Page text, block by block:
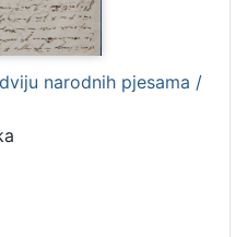
narodnih pjesama /